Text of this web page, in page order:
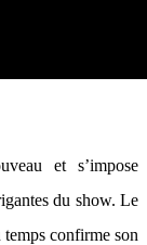
et s’impose
du show. Le
confirme son